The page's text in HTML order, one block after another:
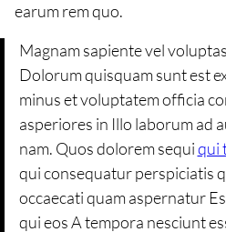
earum rem quo.
Magnam sapiente vel
Dolorum quisquam sunt est
minus et voluptatem officia
asperiores in Illo laborum ad
nam. Quos dolorem sequiqui
qui consequatur perspiciatis
occaecati quam aspernatur
qui eos A tempora nesciunt